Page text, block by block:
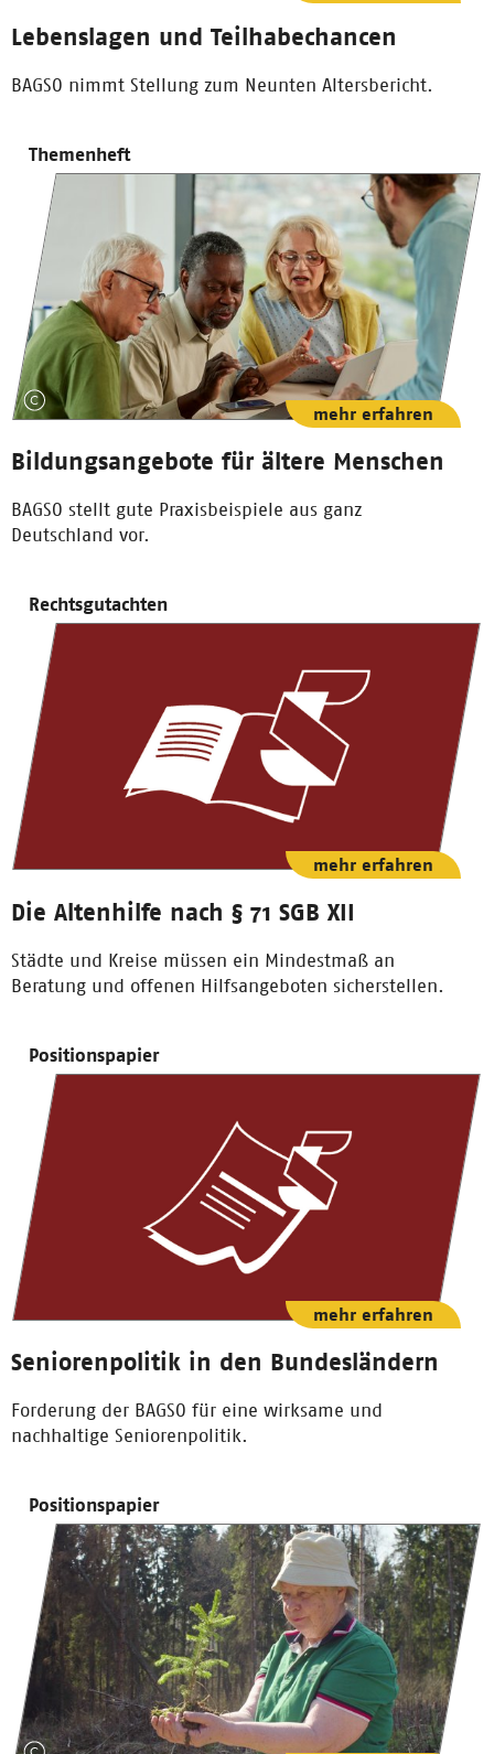
Lebenslagen und Teilhabechancen
BAGSO nimmt Stellung zum Neunten Altersbericht.
Themenheft
Bildungsangebote für ältere Menschen
BAGSO stellt gute Praxisbeispiele aus ganz
Deutschland vor.
mehr erfahren
Rechtsgutachten
Die Altenhilfe nach § 71 SGB XII
Städte und Kreise müssen ein Mindestmaß an
Beratung und offenen Hilfsangeboten sicherstellen.
mehr erfahren
Positionspapier
Seniorenpolitik in den Bundesländern
Forderung der BAGSO für eine wirksame und
nachhaltige Seniorenpolitik.
mehr erfahren
Positionspapier